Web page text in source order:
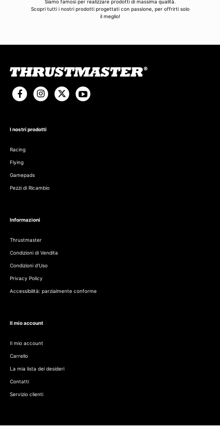
Siamo famosi per realizzare prodotti di massima qualità.
Scopri tutti i nostri prodotti progettati con passione, per offrirti solo
il meglio!
I nostri prodotti
Racing
Flying
Gamepads
Pezzi di Ricambio
Informazioni
Thrustmaster
Condizioni di Vendita
Condizioni d'Uso
Privacy Policy
Accessibilità: parzialmente conforme
Il mio account
Il mio account
Carrello
La mia lista dei desideri
Contatti
Servizio clienti